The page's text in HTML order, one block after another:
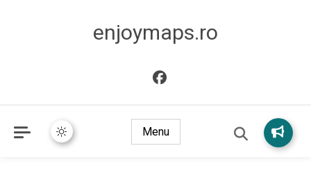
enjoymaps.ro
Menu